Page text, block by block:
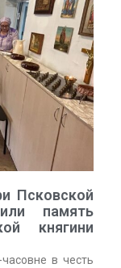
Псковской
память
княгини
в честь